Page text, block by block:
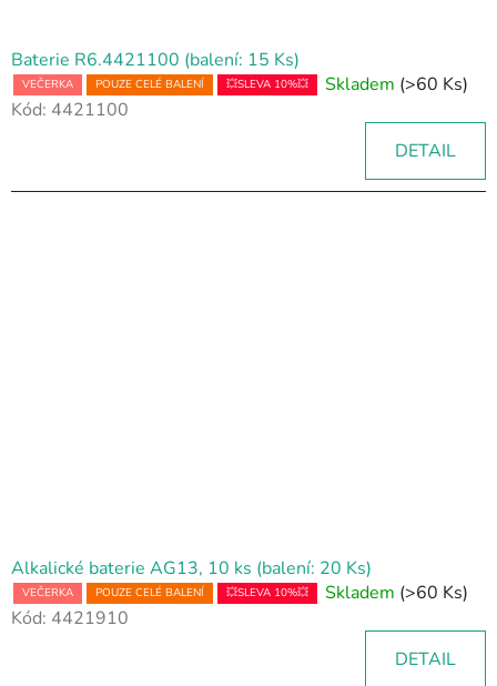
Baterie R6.4421100 (balení: 15 Ks)
VEČERKA POUZE CELÉ BALENÍ 💥SLEVA 10%💥 Skladem (>60 Ks)
Kód: 4421100
DETAIL
Alkalické baterie AG13, 10 ks (balení: 20 Ks)
VEČERKA POUZE CELÉ BALENÍ 💥SLEVA 10%💥 Skladem (>60 Ks)
Kód: 4421910
DETAIL